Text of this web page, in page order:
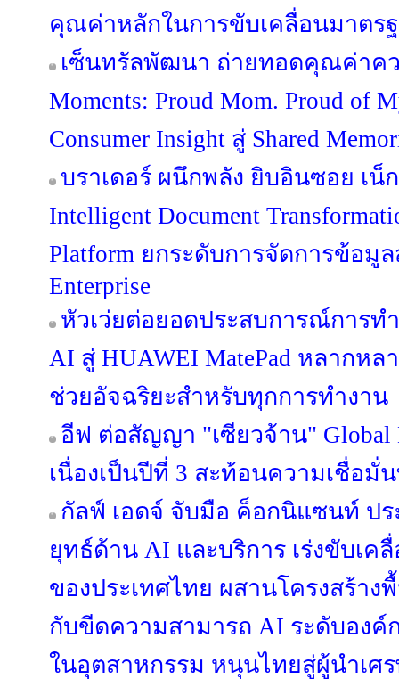
คุณค่าหลักในการขับเคลื่อนมาตร
เซ็นทรัลพัฒนา ถ่ายทอดคุณค่าค
Moments: Proud Mom. Proud of
Consumer Insight สู่ Shared
บราเดอร์ ผนึกพลัง ยิบอินซอย เน็
Intelligent Document
Platform ยกระดับการจัดการข้อมู
Enterprise
หัวเว่ยต่อยอดประสบการณ์การท
AI สู่ HUAWEI MatePad หลากห
ช่วยอัจฉริยะสำหรับทุกการทำงาน
อีฟ ต่อสัญญา "เซียวจ้าน" Global
เนื่องเป็นปีที่ 3 สะท้อนความเชื่อมั่
กัลฟ์ เอดจ์ จับมือ ค็อกนิแซนท์ ป
ยุทธ์ด้าน AI และบริการ เร่งขับเค
ของประเทศไทย ผสานโครงสร้า
กับขีดความสามารถ AI ระดับองค์
ในอุตสาหกรรม หนุนไทยสู่ผู้นำเศ